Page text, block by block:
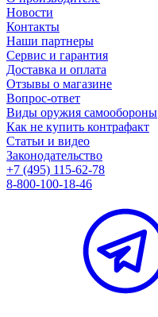
Новости
Контакты
Наши партнеры
Сервис и гарантия
Доставка и оплата
Отзывы о магазине
Вопрос-ответ
Виды оружия самообороны
Как не купить контрафакт
Статьи и видео
Законодательство
+7 (495) 115-62-78
8-800-100-18-46